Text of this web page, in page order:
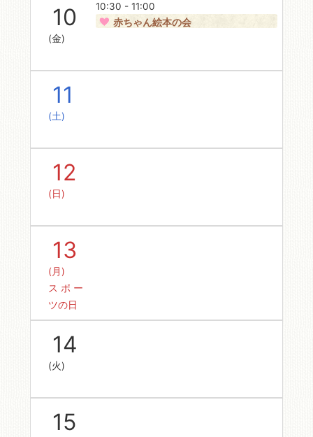
10
(金)
10:30 - 11:00
赤ちゃん絵本の会
11
(土)
12
(日)
13
(月)
スポー
ツの日
14
(火)
15